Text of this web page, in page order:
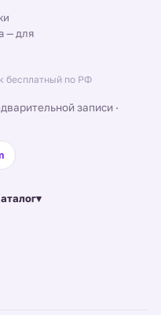
— для
бесплатный по РФ
записи ·
▾